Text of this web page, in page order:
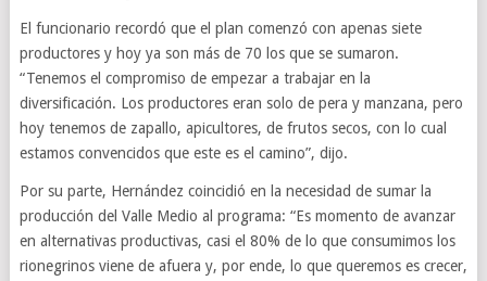
El funcionario recordó que el plan comenzó con apenas siete
productores y hoy ya son más de 70 los que se sumaron.
“Tenemos el compromiso de empezar a trabajar en la
diversificación. Los productores eran solo de pera y manzana, pero
hoy tenemos de zapallo, apicultores, de frutos secos, con lo cual
estamos convencidos que este es el camino”, dijo.
Por su parte, Hernández coincidió en la necesidad de sumar la
producción del Valle Medio al programa: “Es momento de avanzar
en alternativas productivas, casi el 80% de lo que consumimos los
rionegrinos viene de afuera y, por ende, lo que queremos es crecer,